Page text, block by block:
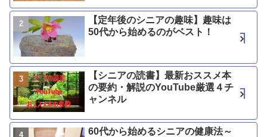
【定年後のシニアの趣味】趣味は
50代から始めるのがベスト！
【シニアの読書】最新おススメ本
の要約・解説のYouTube厳選４チ
ャンネル
60代から始めるシニアの健康法～